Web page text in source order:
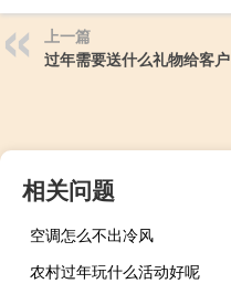
上一篇
过年需要送什么礼物给客户
相关问题
空调怎么不出冷风
农村过年玩什么活动好呢